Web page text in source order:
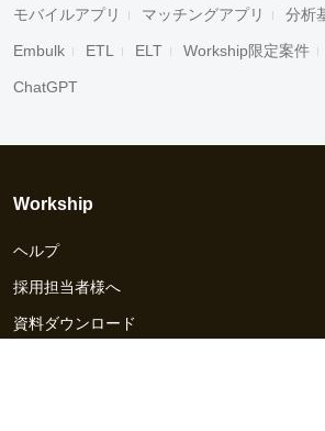
モバイルアプリ マッチングアプリ 分析
Embulk ETL ELT Workship限定案件
ChatGPT
Workship
ヘルプ
採用担当者様へ
資料ダウンロード